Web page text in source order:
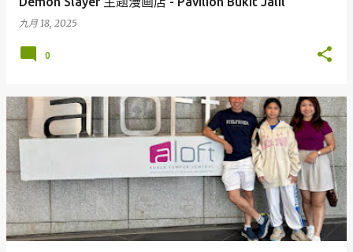
九月 18, 2025
0